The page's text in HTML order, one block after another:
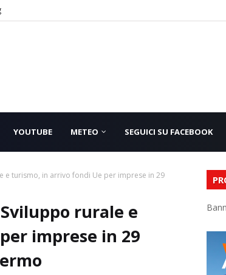
YOUTUBE METEO SEGUICI SU FACEBOOK
e turismo, in arrivo fondi Ue per imprese in 29
rurale e
imprese in 29